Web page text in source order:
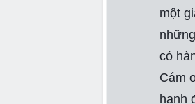
một
có
Cám
hạnh